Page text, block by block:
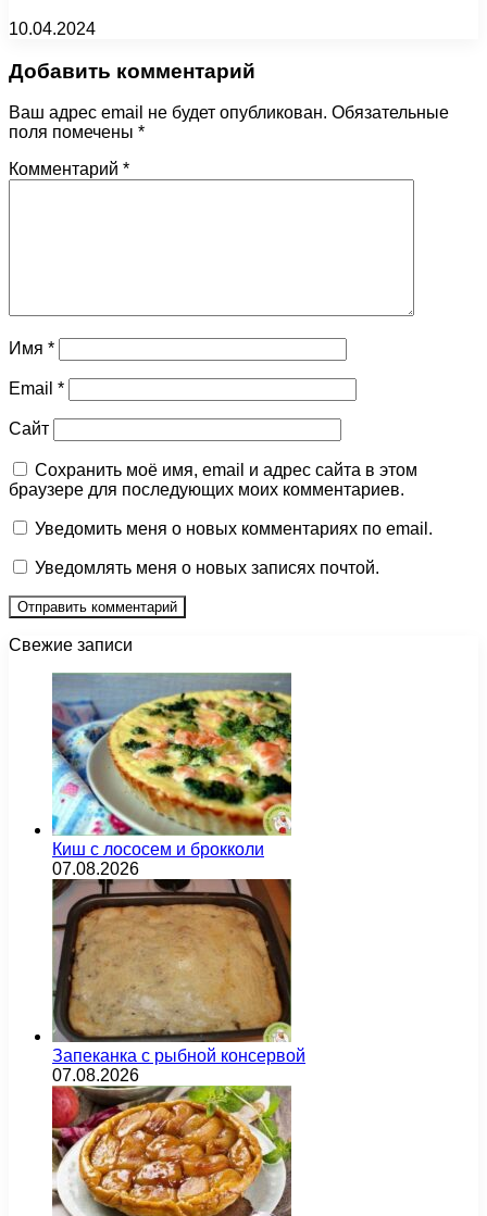
10.04.2024
Добавить комментарий
Ваш адрес email не будет опубликован. Обязательные
поля помечены *
Комментарий *
Имя *
Email *
Сайт
Сохранить моё имя, email и адрес сайта в этом
браузере для последующих моих комментариев.
Уведомить меня о новых комментариях по email.
Уведомлять меня о новых записях почтой.
Свежие записи
Киш с лососем и брокколи
07.08.2026
Запеканка с рыбной консервой
07.08.2026